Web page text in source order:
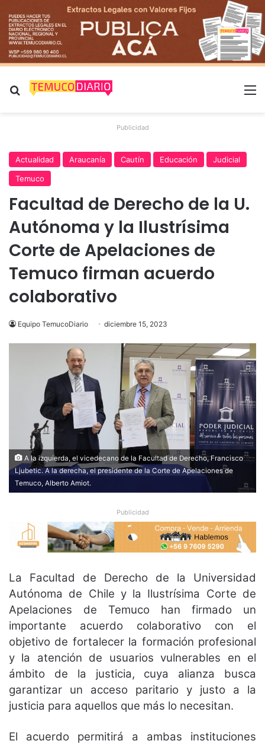
Buscar por
Publicidad
Actualidad Araucanía Cautín Educación
Judicial
Temuco
Facultad de Derecho de la U.
Autónoma y la Ilustrísima
Corte de Apelaciones de
Temuco firman acuerdo
colaborativo
Equipo TemucoDiario diciembre 15, 2023
A la izquierda, el vicedecano de la Facultad de Derecho, Francisco
Ljubetic. A la derecha, el presidente de la Corte de Apelaciones de
Temuco, Alberto Amiot.
Publicidad
La Facultad de Derecho de la Universidad
Autónoma de Chile y la Ilustrísima Corte de
Apelaciones de Temuco han firmado un
importante acuerdo colaborativo con el
objetivo de fortalecer la formación profesional
y la atención de usuarios vulnerables en el
ámbito de la justicia, cuya alianza busca
garantizar un acceso paritario y justo a la
justicia para aquellos que más lo necesitan.
El acuerdo permitirá a ambas instituciones